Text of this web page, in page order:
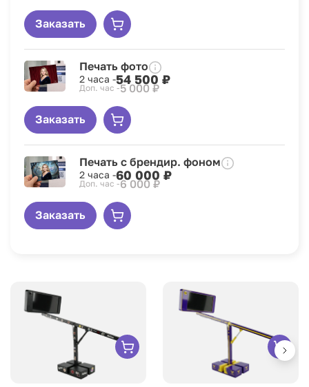
Заказать
Печать фото
2 часа -54 500 ₽
Доп. час -5 000 ₽
Заказать
Печать с брендир. фоном
2 часа -60 000 ₽
Доп. час -6 000 ₽
Заказать